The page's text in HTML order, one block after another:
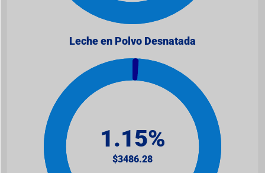
Leche en Polvo Desnatada